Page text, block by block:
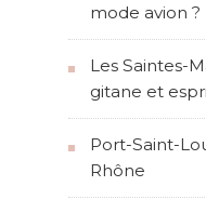
mode avion ?
Les Saintes-
gitane et
Port-Saint-
Rhône